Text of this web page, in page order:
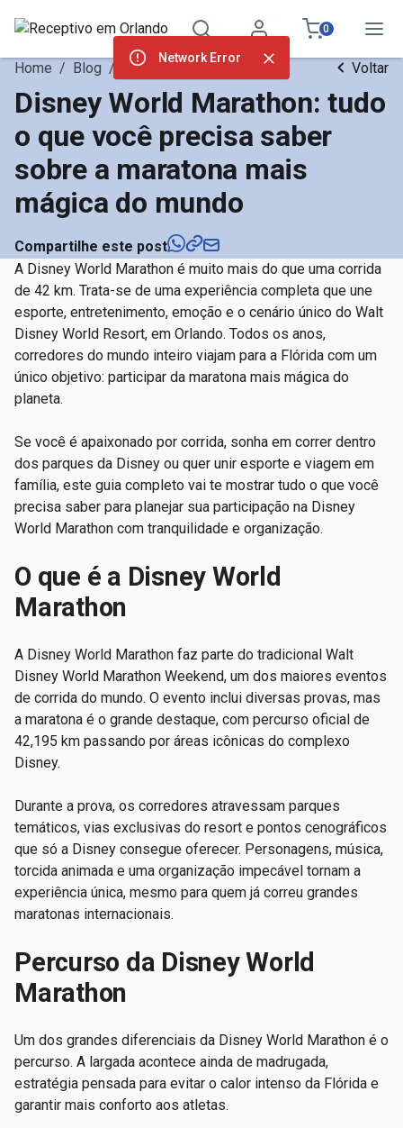
0
Home / Blog / Notícias Voltar
Disney World Marathon: tudo
o que você precisa saber
sobre a maratona mais
mágica do mundo
Compartilhe este post
A Disney World Marathon é muito mais do que uma corrida
de 42 km. Trata-se de uma experiência completa que une
esporte, entretenimento, emoção e o cenário único do Walt
Disney World Resort, em Orlando. Todos os anos,
corredores do mundo inteiro viajam para a Flórida com um
único objetivo: participar da maratona mais mágica do
planeta.
Se você é apaixonado por corrida, sonha em correr dentro
dos parques da Disney ou quer unir esporte e viagem em
família, este guia completo vai te mostrar tudo o que você
precisa saber para planejar sua participação na Disney
World Marathon com tranquilidade e organização.
O que é a Disney World
Marathon
A Disney World Marathon faz parte do tradicional Walt
Disney World Marathon Weekend, um dos maiores eventos
de corrida do mundo. O evento inclui diversas provas, mas
a maratona é o grande destaque, com percurso oficial de
42,195 km passando por áreas icônicas do complexo
Disney.
Durante a prova, os corredores atravessam parques
temáticos, vias exclusivas do resort e pontos cenográficos
que só a Disney consegue oferecer. Personagens, música,
torcida animada e uma organização impecável tornam a
experiência única, mesmo para quem já correu grandes
maratonas internacionais.
Percurso da Disney World
Marathon
Um dos grandes diferenciais da Disney World Marathon é o
percurso. A largada acontece ainda de madrugada,
estratégia pensada para evitar o calor intenso da Flórida e
garantir mais conforto aos atletas.
Network Error